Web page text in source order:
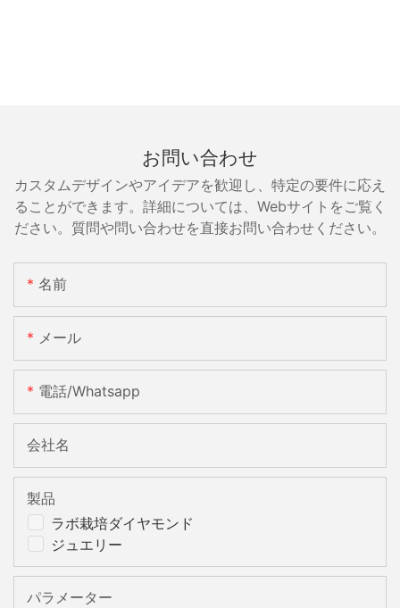
お問い合わせ
カスタムデザインやアイデアを歓迎し、特定の要件に応え
ることができます。詳細については、Webサイトをご覧く
ださい。質問や問い合わせを直接お問い合わせください。
名前
メール
電話/whatsapp
会社名
ラボ栽培ダイヤモンド
ジュエリー
製品
パラメーター